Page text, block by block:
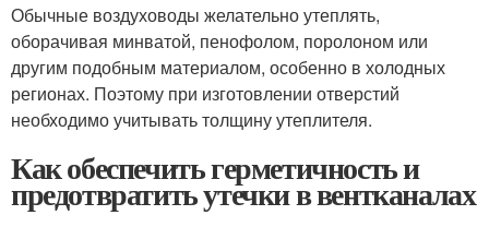
Обычные воздуховоды желательно утеплять,
оборачивая минватой, пенофолом, поролоном или
другим подобным материалом, особенно в холодных
регионах. Поэтому при изготовлении отверстий
необходимо учитывать толщину утеплителя.
Как обеспечить герметичность и
предотвратить утечки в вентканалах